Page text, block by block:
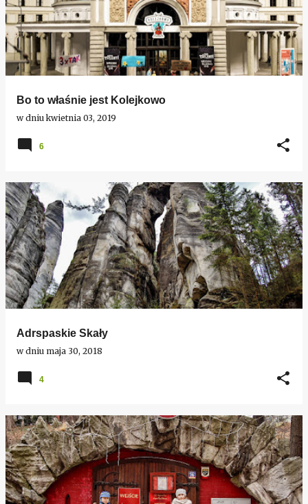
y
Bo to właśnie jest Kolejkowo
w dniukwietnia 03, 2019
6
Adrspaskie Skały
w dniu maja 30, 2018
4